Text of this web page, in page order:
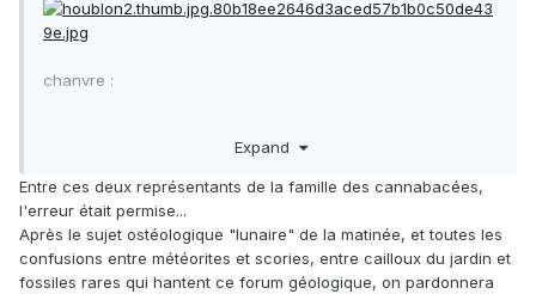
chanvre :
Expand
Entre ces deux représentants de la famille des cannabacées,
l'erreur était permise...
Après le sujet ostéologique "lunaire" de la matinée, et toutes les
confusions entre météorites et scories, entre cailloux du jardin et
fossiles rares qui hantent ce forum géologique, on pardonnera